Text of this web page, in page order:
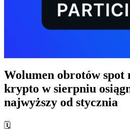
Wolumen obrotów spot
krypto w sierpniu
najwyższy od stycznia
🗓️